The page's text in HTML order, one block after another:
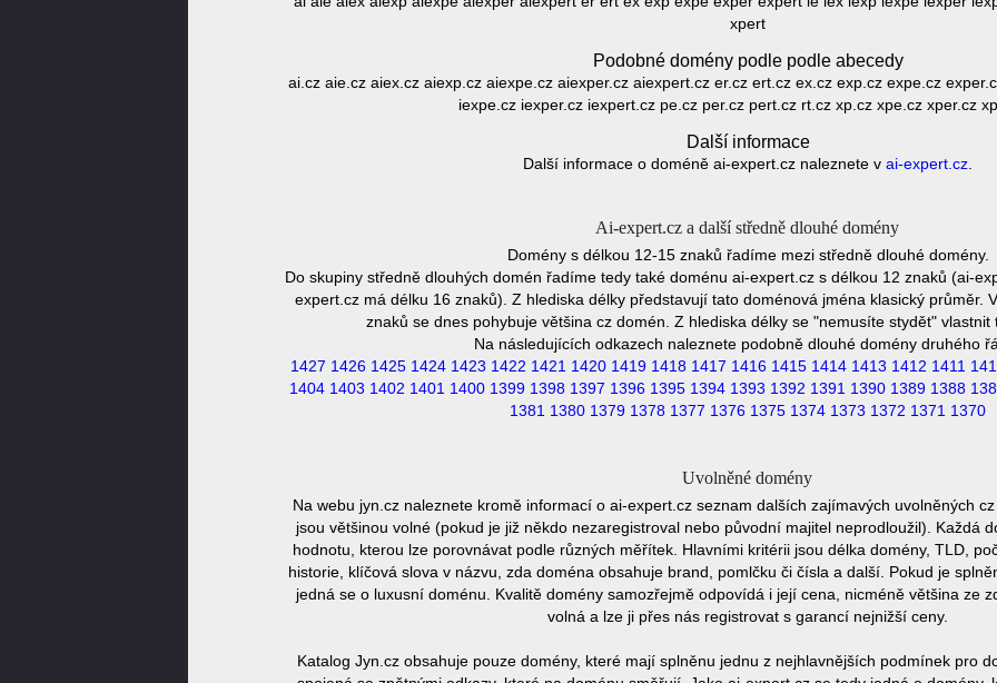
xpert
Podobné domény podle podle abecedy
ai.cz aie.cz aiex.cz aiexp.cz aiexpe.cz aiexper.cz aiexpert.cz er.cz ert.cz ex.cz exp.cz expe.cz
iexpe.cz iexper.cz iexpert.cz pe.cz per.cz pert.cz rt.cz xp.cz xpe.cz xper.cz
Další informace
Další informace o doméně ai-expert.cz naleznete v ai-expert.cz
Ai-expert.cz a další středně dlouhé domény
Domény s délkou 12-15 znaků řadíme mezi středně dlouhé domény.
Do skupiny středně dlouhých domén řadíme tedy také doménu ai-expert.cz s délkou 12 znaků (ai-
expert.cz má délku 16 znaků). Z hlediska délky představují tato doménová jména klasický průměr.
znaků se dnes pohybuje většina cz domén. Z hlediska délky se "nemusíte stydět" vlastnit
Na následujících odkazech naleznete podobně dlouhé domény druhého
1427 1426 1425 1424 1423 1422 1421 1420 1419 1418 1417 1416 1415 1414 1413 1412 1411
1404 1403 1402 1401 1400 1399 1398 1397 1396 1395 1394 1393 1392 1391 1390 1389 1388
1381 1380 1379 1378 1377 1376 1375 1374 1373 1372 1371 1370
Uvolněné domény
Na webu jyn.cz naleznete kromě informací o ai-expert.cz seznam dalších zajímavých uvolněných
jsou většinou volné (pokud je již někdo nezaregistroval nebo původní majitel neprodloužil). Každá
hodnotu, kterou lze porovnávat podle různých měřítek. Hlavními kritérii jsou délka domény, TLD,
historie, klíčová slova v názvu, zda doména obsahuje brand, pomlčku či čísla a další. Pokud je
jedná se o luxusní doménu. Kvalitě domény samozřejmě odpovídá i její cena, nicméně většina ze
volná a lze ji přes nás registrovat s garancí nejnižší ceny.
Katalog Jyn.cz obsahuje pouze domény, které mají splněnu jednu z nejhlavnějších podmínek pro